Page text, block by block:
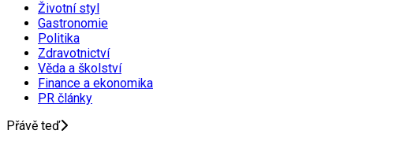
Životní styl
Gastronomie
Politika
Zdravotnictví
Věda a školství
Finance a ekonomika
PR články
Přávě teď